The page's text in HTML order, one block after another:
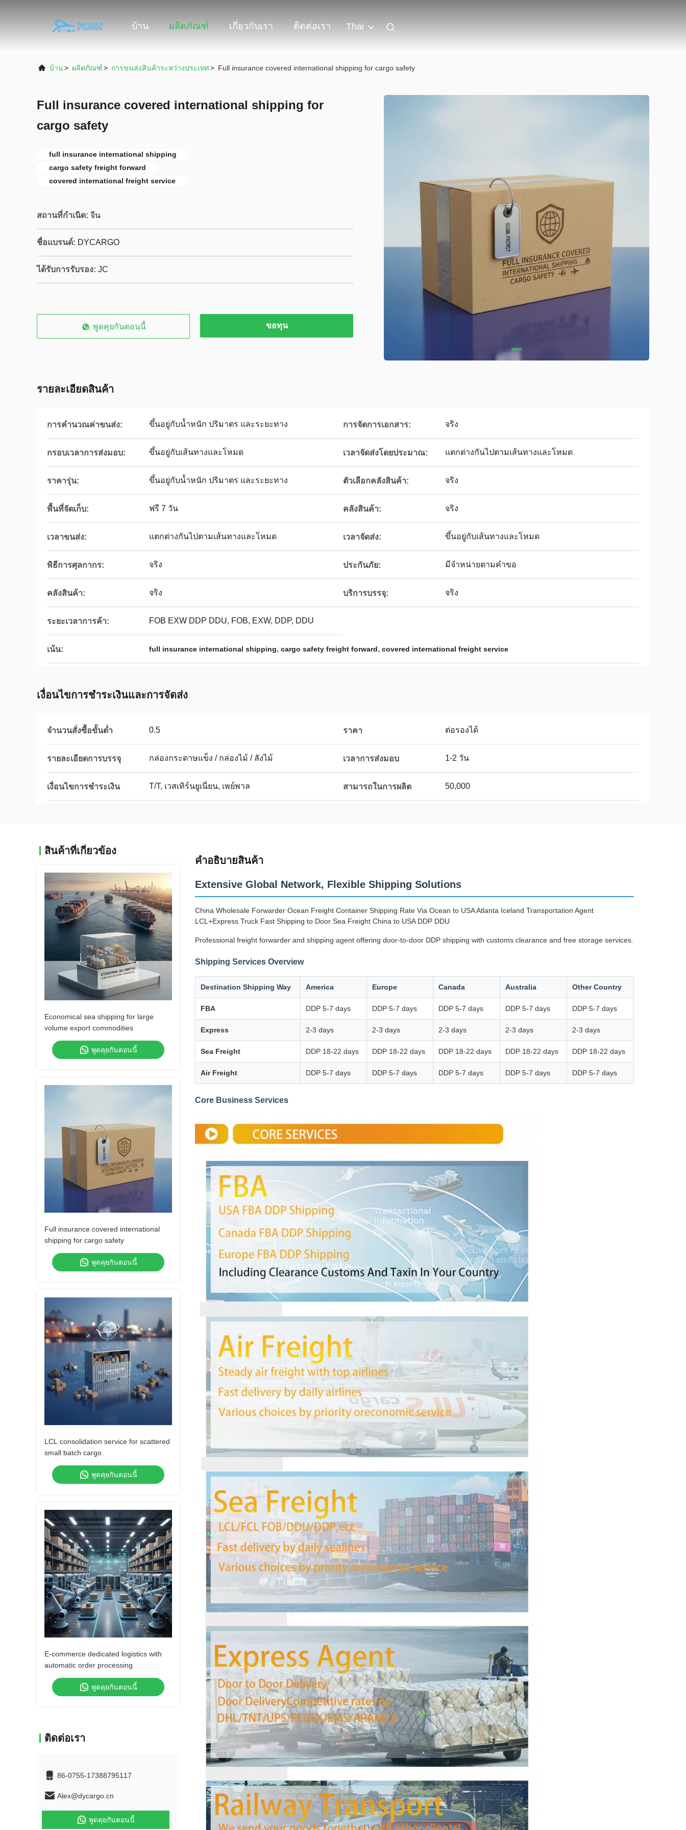
บ้าน ผลิตภัณฑ์ เกี่ยวกับเรา ติดต่อเรา Thai
บ้าน> ผลิตภัณฑ์> การขนส่งสินค้าระหว่างประเทศ> Full insurance covered international shipping for cargo safety
Full insurance covered international shipping for
cargo safety
full insurance international shipping
cargo safety freight forward
covered international freight service
สถานที่กำเนิด: จีน
ชื่อแบรนด์: DYCARGO
ได้รับการรับรอง: JC
พูดคุยกันตอนนี้ ขอทุน
รายละเอียดสินค้า
การคำนวณค่าขนส่ง: ขึ้นอยู่กับน้ำหนัก ปริมาตร และระยะทาง การจัดการเอกสาร: จริง
กรอบเวลาการส่งมอบ: ขึ้นอยู่กับเส้นทางและโหมด เวลาจัดส่งโดยประมาณ: แตกต่างกันไปตามเส้นทางและโหมด
ราคารุ่น: ขึ้นอยู่กับน้ำหนัก ปริมาตร และระยะทาง ตัวเลือกคลังสินค้า: จริง
พื้นที่จัดเก็บ: ฟรี 7 วัน คลังสินค้า: จริง
เวลาขนส่ง: แตกต่างกันไปตามเส้นทางและโหมด เวลาจัดส่ง: ขึ้นอยู่กับเส้นทางและโหมด
พิธีการศุลกากร: จริง ประกันภัย: มีจำหน่ายตามคำขอ
คลังสินค้า: จริง บริการบรรจุ: จริง
ระยะเวลาการค้า: FOB EXW DDP DDU, FOB, EXW, DDP, DDU
เน้น: full insurance international shipping, cargo safety freight forward, covered international freight service
เงื่อนไขการชำระเงินและการจัดส่ง
จำนวนสั่งซื้อขั้นต่ำ 0.5 ราคา ต่อรองได้
รายละเอียดการบรรจุ กล่องกระดาษแข็ง / กล่องไม้ / ลังไม้ เวลาการส่งมอบ 1-2 วัน
เงื่อนไขการชำระเงิน T/T, เวสเทิร์นยูเนี่ยน, เพย์พาล สามารถในการผลิต 50,000
สินค้าที่เกี่ยวข้อง
Economical sea shipping for large
volume export commodities
พูดคุยกันตอนนี้
Full insurance covered international
shipping for cargo safety
พูดคุยกันตอนนี้
LCL consolidation service for scattered
small batch cargo
พูดคุยกันตอนนี้
E-commerce dedicated logistics with
automatic order processing
พูดคุยกันตอนนี้
ติดต่อเรา
86-0755-17388795117
Alex@dycargo.cn
พูดคุยกันตอนนี้
คำอธิบายสินค้า
Extensive Global Network, Flexible Shipping Solutions
China Wholesale Forwarder Ocean Freight Container Shipping Rate Via Ocean to USA Atlanta Iceland Transportation Agent
LCL+Express Truck Fast Shipping to Door Sea Freight China to USA DDP DDU
Professional freight forwarder and shipping agent offering door-to-door DDP shipping with customs clearance and free storage services.
Shipping Services Overview
Destination Shipping Way America Europe Canada Australia Other Country
FBA DDP 5-7 days DDP 5-7 days DDP 5-7 days DDP 5-7 days DDP 5-7 days
Express 2-3 days 2-3 days 2-3 days 2-3 days 2-3 days
Sea Freight DDP 18-22 days DDP 18-22 days DDP 18-22 days DDP 18-22 days DDP 18-22 days
Air Freight DDP 5-7 days DDP 5-7 days DDP 5-7 days DDP 5-7 days DDP 5-7 days
Core Business Services